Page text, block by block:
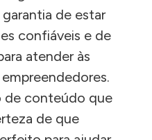
de estar
confiáveis e de
atender às
de conteúdo que
de que